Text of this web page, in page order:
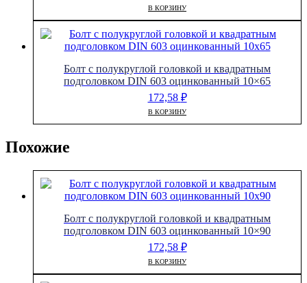
В КОРЗИНУ
Болт с полукруглой головкой и квадратным
подголовком DIN 603 оцинкованный 10×65
172,58 ₽
В КОРЗИНУ
Похожие
Болт с полукруглой головкой и квадратным
подголовком DIN 603 оцинкованный 10×90
172,58 ₽
В КОРЗИНУ